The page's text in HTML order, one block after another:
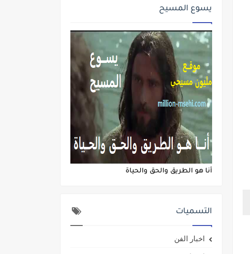
يسوع المسيح
أنا هو الطريق والحق والحياة
التسميات
اخبار الفن